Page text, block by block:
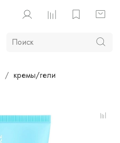
кремы/гели